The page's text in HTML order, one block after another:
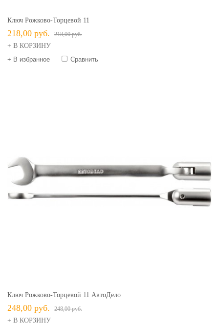
Ключ Рожково-Торцевой 11
218,00 руб. 218,00 руб.
+ В КОРЗИНУ
+ В избранное
Сравнить
Ключ Рожково-Торцевой 11 АвтоДело
248,00 руб. 248,00 руб.
+ В КОРЗИНУ